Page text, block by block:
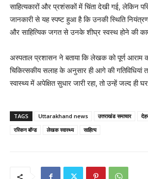
साहित्यकारों और प्रशंसकों में चिंता देखी गई, लेकिन
जानकारी से यह स्पष्ट हुआ है कि उनकी स्थिति
और साहित्यिक जगत से उनके शीघ्र स्वस्थ होने की
अस्पताल प्रशासन ने बताया कि लेखक को पूर्ण
चिकित्सकीय सलाह के अनुसार ही आगे की गतिविधियां
स्वास्थ्य में अपेक्षित सुधार जारी रहा, तो उन्हें जल्द ही
TAGS Uttarakhand news उत्तराखंड समाचार
रस्किन बॉन्ड
लेखक स्वास्थ्य साहित्य